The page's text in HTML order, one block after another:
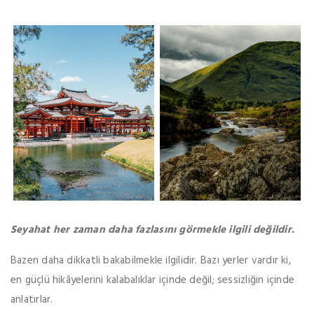
Seyahat her zaman daha fazlasını görmekle ilgili değildir.
Bazen daha dikkatli bakabilmekle ilgilidir. Bazı yerler vardır ki,
en güçlü hikâyelerini kalabalıklar içinde değil; sessizliğin içinde
anlatırlar.